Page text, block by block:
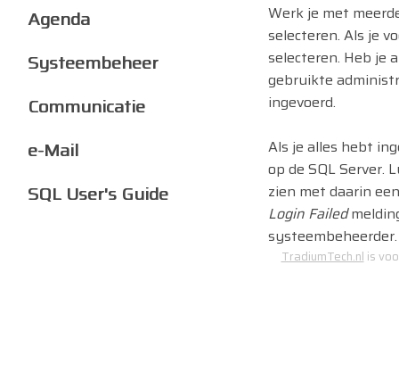
Werk je met
selecteren. Als je
selecteren. Heb je
gebruikte
ingevoerd.
Als je alles hebt
op de SQL Server.
zien met daarin
Login Failed
systeembeheerder.
TradiumTech.nl is
Agenda
Systeembeheer
Communicatie
e-Mail
SQL User's Guide